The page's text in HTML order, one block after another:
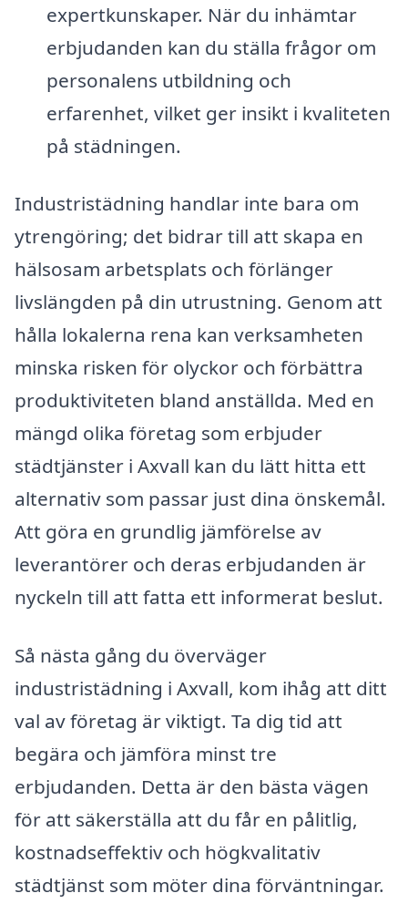
expertkunskaper. När du inhämtar
erbjudanden kan du ställa frågor om
personalens utbildning och
erfarenhet, vilket ger insikt i kvaliteten
på städningen.
Industristädning handlar inte bara om
ytrengöring; det bidrar till att skapa en
hälsosam arbetsplats och förlänger
livslängden på din utrustning. Genom att
hålla lokalerna rena kan verksamheten
minska risken för olyckor och förbättra
produktiviteten bland anställda. Med en
mängd olika företag som erbjuder
städtjänster i Axvall kan du lätt hitta ett
alternativ som passar just dina önskemål.
Att göra en grundlig jämförelse av
leverantörer och deras erbjudanden är
nyckeln till att fatta ett informerat beslut.
Så nästa gång du överväger
industristädning i Axvall, kom ihåg att ditt
val av företag är viktigt. Ta dig tid att
begära och jämföra minst tre
erbjudanden. Detta är den bästa vägen
för att säkerställa att du får en pålitlig,
kostnadseffektiv och högkvalitativ
städtjänst som möter dina förväntningar.